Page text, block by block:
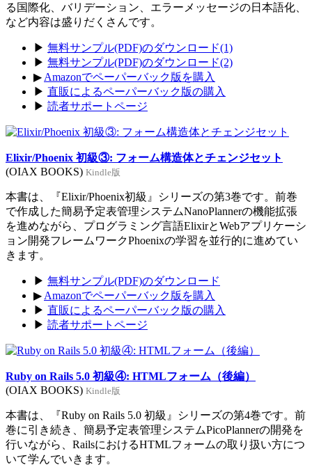
る国際化、バリデーション、エラーメッセージの日本語化、
など内容は盛りだくさんです。
▶ 無料サンプル(PDF)のダウンロード(1)
▶ 無料サンプル(PDF)のダウンロード(2)
▶ Amazonでペーパーバック版を購入
▶ 直販によるペーパーバック版の購入
▶ 読者サポートページ
Elixir/Phoenix 初級③: フォーム構造体とチェンジセット
(OIAX BOOKS) Kindle版
本書は、『Elixir/Phoenix初級』シリーズの第3巻です。前巻
で作成した簡易予定表管理システムNanoPlannerの機能拡張
を進めながら、プログラミング言語ElixirとWebアプリケーシ
ョン開発フレームワークPhoenixの学習を並行的に進めてい
きます。
▶ 無料サンプル(PDF)のダウンロード
▶ Amazonでペーパーバック版を購入
▶ 直販によるペーパーバック版の購入
▶ 読者サポートページ
Ruby on Rails 5.0 初級④: HTMLフォーム（後編）
(OIAX BOOKS) Kindle版
本書は、『Ruby on Rails 5.0 初級』シリーズの第4巻です。前
巻に引き続き、簡易予定表管理システムPicoPlannerの開発を
行いながら、RailsにおけるHTMLフォームの取り扱い方につ
いて学んでいきます。